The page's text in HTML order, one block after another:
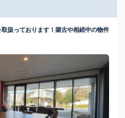
扱っております！築古や相続中の物件